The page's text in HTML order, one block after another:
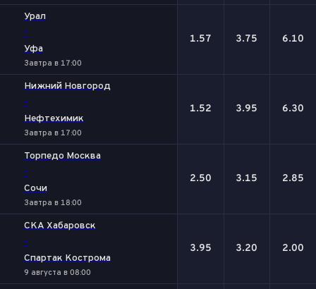
Урал
-
Уфа
Завтра в 17:00
1.57 3.75 6.10
Нижний Новгород
-
Нефтехимик
Завтра в 17:00
1.52 3.95 6.30
Торпедо Москва
-
Сочи
Завтра в 18:00
2.50 3.15 2.85
СКА Хабаровск
-
Спартак Кострома
9 августа в 08:00
3.95 3.20 2.00